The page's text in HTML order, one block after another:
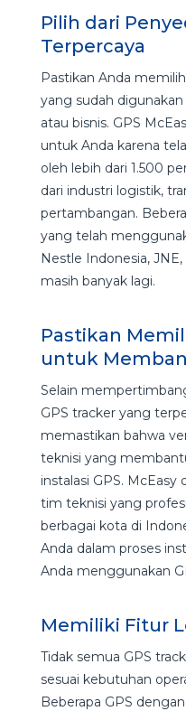
Pilih dari
Terpercaya
Pastikan Anda
yang sudah
atau bisnis. GPS
untuk Anda karena
oleh lebih dari 1.500
dari industri logistik,
pertambangan.
yang telah
Nestle Indonesia,
masih banyak lagi.
Pastikan
untuk
Selain
GPS tracker yang
memastikan bahwa
teknisi yang
instalasi GPS.
tim teknisi yang
berbagai kota di
Anda dalam proses
Anda menggunakan
Memiliki Fitur
Tidak semua GPS
sesuai kebutuhan
Beberapa GPS